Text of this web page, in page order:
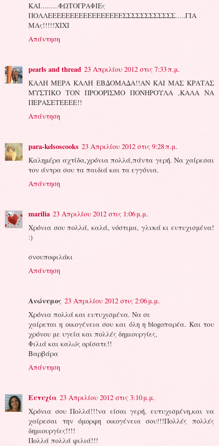
ΚΑΙ.........ΦΩΤΟΓΡΑΦΙΕς
ΠΟΛΛΕΕΕΕΕΕΕΕΕΕΕΕΕΕΕΕΕΣΣΣΣΣΣΣΣΣΣΣΣ.....ΓΙΑ
ΜΑς!!!!!ΧΙΧΙ
Απάντηση
pearls and thread 23 Απριλίου 2012 στις 7:33 π.μ.
ΚΑΛΗ ΜΕΡΑ ΚΑΛΗ ΕΒΔΟΜΑΔΑ!!ΑΝ ΚΑΙ ΜΑΣ ΚΡΑΤΑΣ
ΜΥΣΤΙΚΟ ΤΟΝ ΠΡΟΟΡΙΣΜΟ ΠΟΝΗΡΟΥΛΑ ,ΚΑΛΑ ΝΑ
ΠΕΡΑΣΕΤΕΕΕΕ!!
Απάντηση
para-kelsoscooks 23 Απριλίου 2012 στις 9:28 π.μ.
Καλημέρα αχτίδα,χρόνια πολλά,πάντα γερή. Να χαίρεσαι
τον άντρα σου τα παιδιά και τα εγγόνια.
Απάντηση
marilia 23 Απριλίου 2012 στις 1:06 μ.μ.
Χρόνια σου πολλά, καλά, νόστιμα, γλυκά κι ευτυχισμένα!
:)
σνουποφιλάκι
Απάντηση
Ανώνυμος 23 Απριλίου 2012 στις 2:06 μ.μ.
Χρόνια πολλά και ευτυχισμένα. Να σε
χαίρεται η οικογένεια σου και όλη η blogoπαρέα. Και του
χρόνου με υγεία και πολλές δημιουργίες,
Φιλιά και καλώς ορίσατε!!
Βαρβάρα
Απάντηση
Ευτυχία 23 Απριλίου 2012 στις 3:10 μ.μ.
Χρόνια σου Πολλά!!!να είσαι γερή, ευτυχισμένη,και να
χαίρεσαι την όμορφη οικογένεια σου!!!Πολλές πολλές
δημιουργίες!!!!
Πολλά πολλά φιλιά!!!